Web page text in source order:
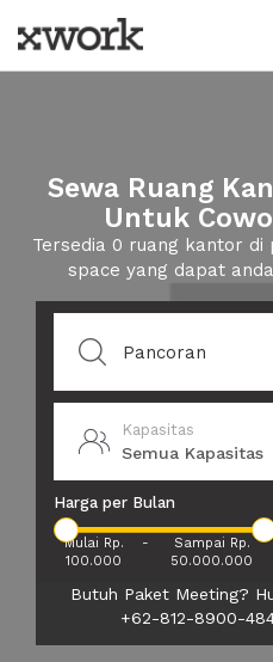
Sewa Ruang
Untuk
Tersedia 0 ruang kantor
space yang dapat
Kapasitas
Semua Kapasitas
Harga per Bulan
Mulai Rp.
100.000
-
Sampai Rp.
50.000.000
Butuh Paket Meeting?
+62-812-8900-